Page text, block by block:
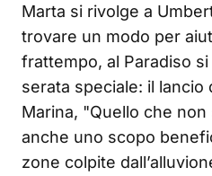
Marta si rivolge a
trovare un modo per
frattempo, al Paradiso
serata speciale: il
Marina, "Quello che
anche uno scopo
zone colpite